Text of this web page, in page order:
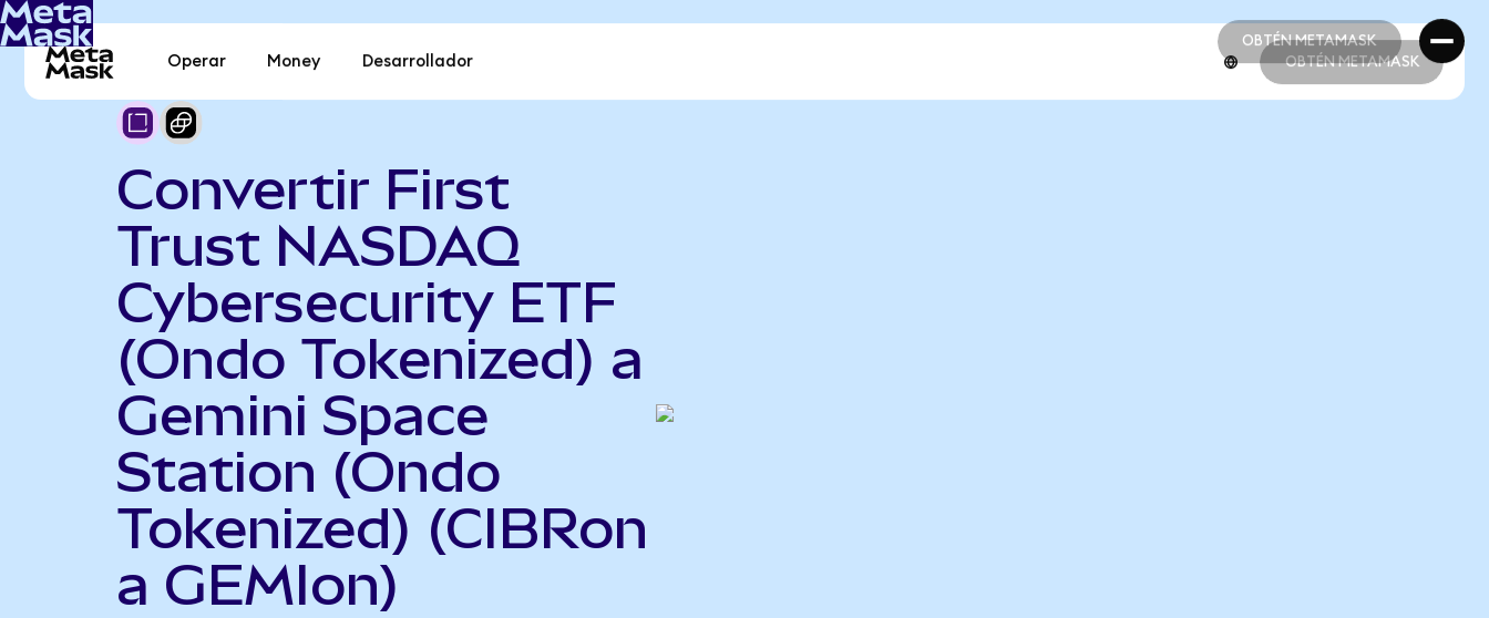
OBTÉN METAMASK
OBTÉN METAMASK
Operar Money Desarrollador OBTÉN METAMASK
Convertir First
Trust NASDAQ
Cybersecurity ETF
(Ondo Tokenized) a
Gemini Space
Station (Ondo
Tokenized) (CIBRon
a GEMIon)